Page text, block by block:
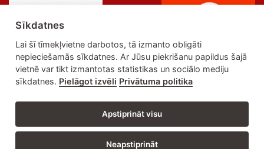
Sīkdatnes
Lai šī tīmekļvietne darbotos, tā izmanto obligāti
nepieciešamās sīkdatnes. Ar Jūsu piekrišanu papildus šajā
vietnē var tikt izmantotas statistikas un sociālo mediju
sīkdatnes. Pielāgot izvēli Privātuma politika
Apstiprināt visu
Neapstiprināt